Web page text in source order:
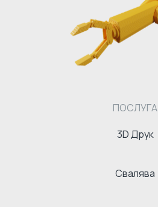
ПОСЛУГА
3D Друк
Свалява